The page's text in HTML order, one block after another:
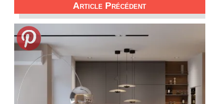
Article Précédent